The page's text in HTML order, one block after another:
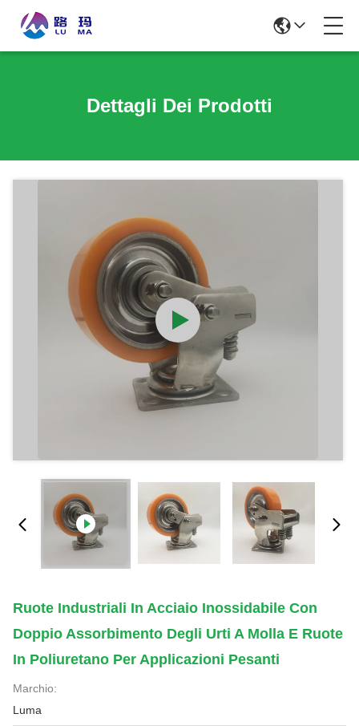
Dettagli Dei Prodotti
Ruote Industriali In Acciaio Inossidabile Con
Doppio Assorbimento Degli Urti A Molla E Ruote
In Poliuretano Per Applicazioni Pesanti
Marchio:
Luma